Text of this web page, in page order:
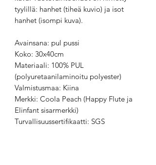
tyylillä: hanhet (tiheä kuvio) ja isot
hanhet (isompi kuva).
Avainsana: pul pussi
Koko: 30x40cm
Materiaali: 100% PUL
(polyuretaanilaminoitu polyester)
Valmistusmaa: Kiina
Merkki: Coola Peach (Happy Flute ja
Elinfant sisarmerkki)
Turvallisuussertifikaatti: SGS